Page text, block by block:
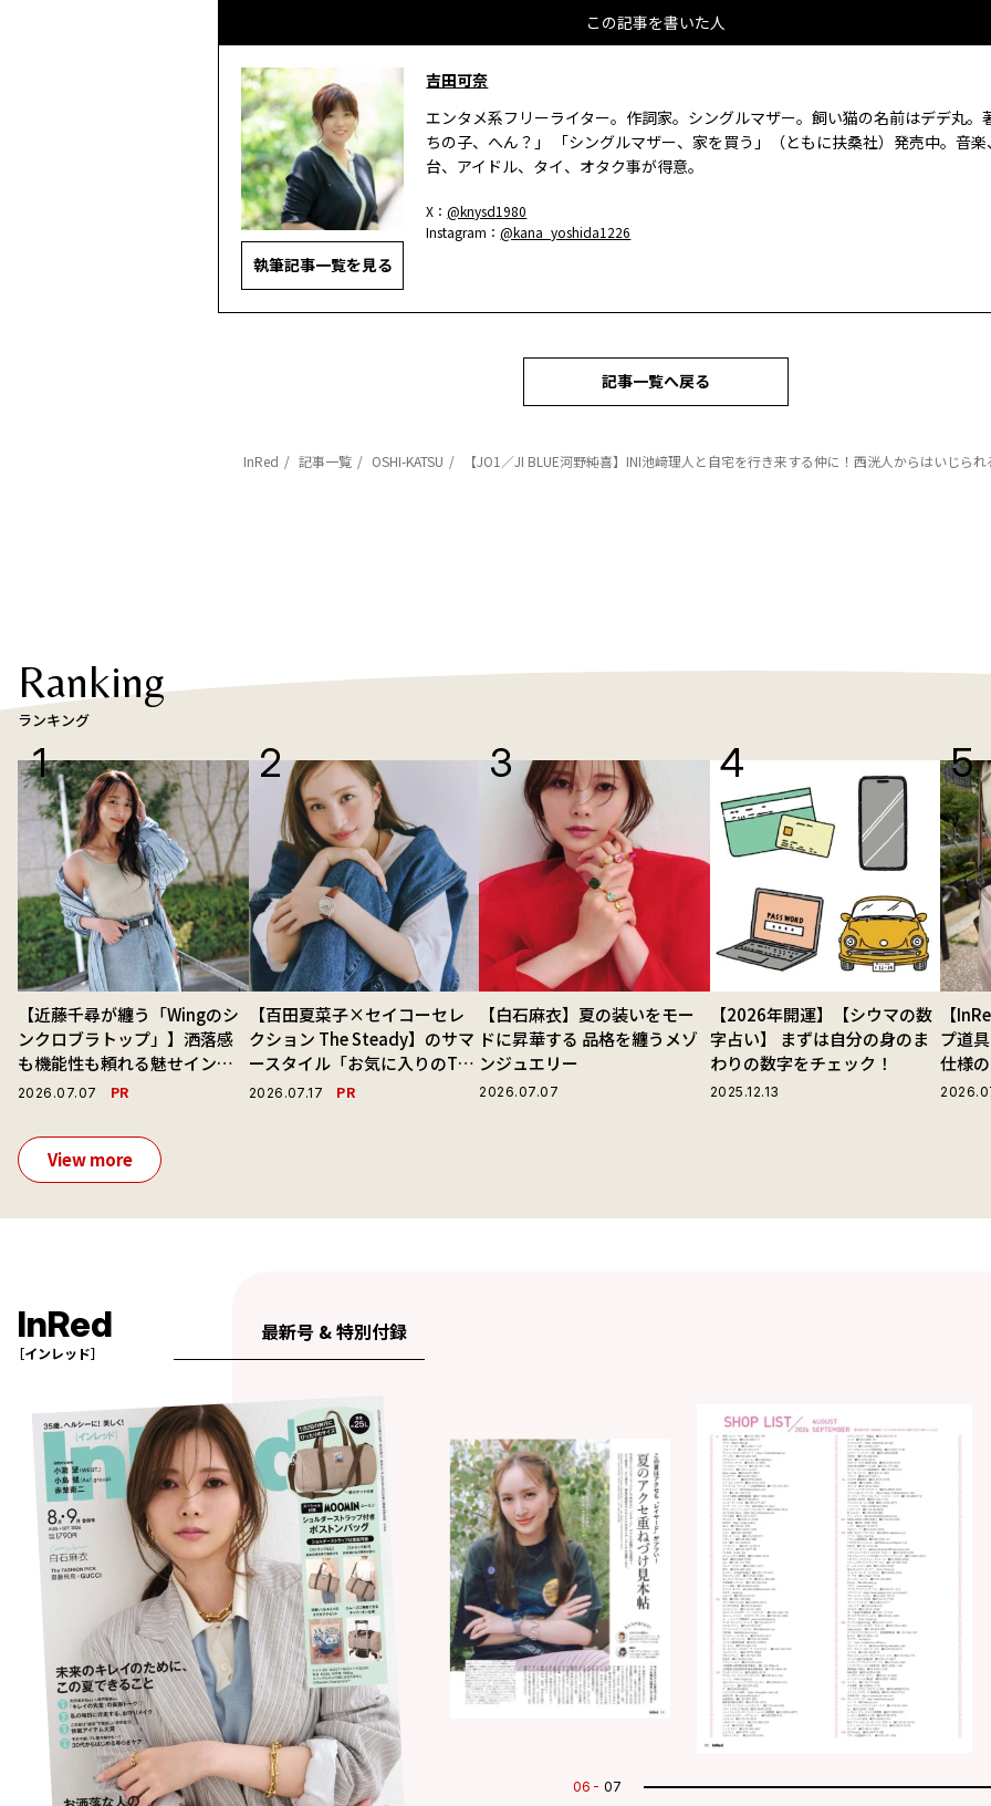
この記事を書いた人
執筆記事一覧を見る
吉田可奈
エンタメ系フリーライター。作詞家。シングルマザー。飼い猫の名前はデデ丸。
ちの子、へん？」 「シングルマザー、家を買う」（ともに扶桑社）発売中。音
台、アイドル、タイ、オタク事が得意。
X：@knysd1980
Instagram：@kana_yoshida1226
記事一覧へ戻る
InRed 記事一覧 OSHI-KATSU 【JO1／JI BLUE河野純喜】INI池﨑理人と自宅を行き来する仲に！西洸人からはいじられる関係!?東京ドーム公演後の
Ranking
ランキング
【近藤千尋が纏う「Wingのシ
ンクロブラトップ」】洒落感
も機能性も頼れる魅せインナ
ーで毎日を心地よくアプデ！
2026.07.07 PR
【百田夏菜子×セイコーセレ
クション The Steady】のサマ
ースタイル「お気に入りのTシ
ャツと最高の時計と。」
2026.07.17 PR
【白石麻衣】夏の装いをモー
ドに昇華する 品格を纏うメゾ
ンジュエリー
2026.07.07
【2026年開運】【シウマの数
字占い】 まずは自分の身のま
わりの数字をチェック！
2025.12.13
【
プ道
仕様
スト
View more
InRed
［インレッド］
最新号 & 特別付録
07 07